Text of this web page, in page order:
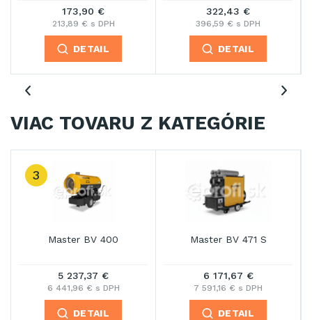
173,90 €
213,89 € s DPH
DETAIL
322,43 €
396,59 € s DPH
DETAIL
VIAC TOVARU Z KATEGÓRIE
3
Master BV 400
5 237,37 €
6 441,96 € s DPH
DETAIL
Master BV 471 S
6 171,67 €
7 591,16 € s DPH
DETAIL